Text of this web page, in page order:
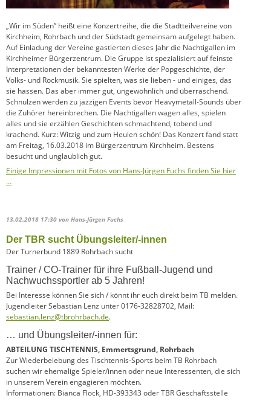
„Wir im Süden” heißt eine Konzertreihe, die die Stadtteilvereine von
Kirchheim, Rohrbach und der Südstadt gemeinsam aufgelegt haben.
Auf Einladung der Vereine gastierten dieses Jahr die Nachtigallen im
Kirchheimer Bürgerzentrum. Die Gruppe ist spezialisiert auf feinste
Interpretationen der bekanntesten Werke der Popgeschichte, der
Volks- und Rockmusik. Sie spielten, was sie lieben - und einiges, das
sie hassen. Das aber immer gut, ungewöhnlich und überraschend.
Schnulzen werden zu jazzigen Events bevor Heavymetall-Sounds über
die Zuhörer hereinbrechen. Die Nachtigallen wagen alles, spielen
alles und sie erzählen Geschichten schmachtend, tobend und
krachend. Kurz: Witzig und zum Heulen schön! Das Konzert fand statt
am Freitag, 16.03.2018 im Bürgerzentrum Kirchheim. Bestens
besucht und unglaublich gut.
Einige Impressionen mit Fotos von Hans-Jürgen Fuchs finden Sie hier
…
13.02.2018 17:30 von Hans-Jürgen Fuchs
Der TBR sucht Übungsleiter/-innen
Der Turnerbund 1889 Rohrbach sucht
Trainer / CO-Trainer für ihre Fußball-Jugend und
Nachwuchssportler ab 5 Jahren!
Bei Interesse können Sie sich / könnt ihr euch direkt beim TB melden.
Jugendleiter Sebastian Lenz unter 0176-32828702, Mail:
sebastian.lenz@tbrohrbach.de.
… und Übungsleiter/-innen für:
ABTEILUNG TISCHTENNIS, Emmertsgrund, Rohrbach
Zur Wiederbelebung des Tischtennis-Sports beim TB Rohrbach
suchen wir ehemalige Spieler/innen oder neue Interessenten, die sich
in unserem Verein engagieren möchten.
Informationen: Bianca Flock, HD-393343 oder TBR Geschäftsstelle